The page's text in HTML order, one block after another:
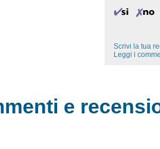
Scrivi la tua
Leggi i
e